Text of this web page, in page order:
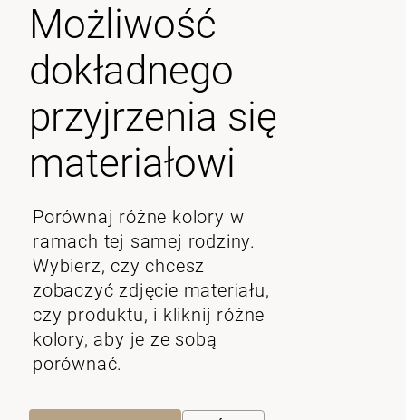
Możliwość
dokładnego
przyjrzenia się
materiałowi
Porównaj różne kolory w
ramach tej samej rodziny.
Wybierz, czy chcesz
zobaczyć zdjęcie materiału,
czy produktu, i kliknij różne
kolory, aby je ze sobą
porównać.